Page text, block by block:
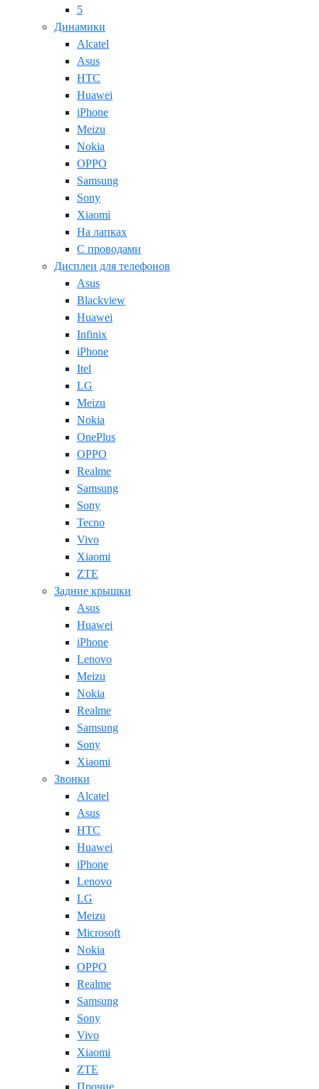
5
Динамики
Alcatel
Asus
HTC
Huawei
iPhone
Meizu
Nokia
OPPO
Samsung
Sony
Xiaomi
На лапках
С проводами
Дисплеи для телефонов
Asus
Blackview
Huawei
Infinix
iPhone
Itel
LG
Meizu
Nokia
OnePlus
OPPO
Realme
Samsung
Sony
Tecno
Vivo
Xiaomi
ZTE
Задние крышки
Asus
Huawei
iPhone
Lenovo
Meizu
Nokia
Realme
Samsung
Sony
Xiaomi
Звонки
Alcatel
Asus
HTC
Huawei
iPhone
Lenovo
LG
Meizu
Microsoft
Nokia
OPPO
Realme
Samsung
Sony
Vivo
Xiaomi
ZTE